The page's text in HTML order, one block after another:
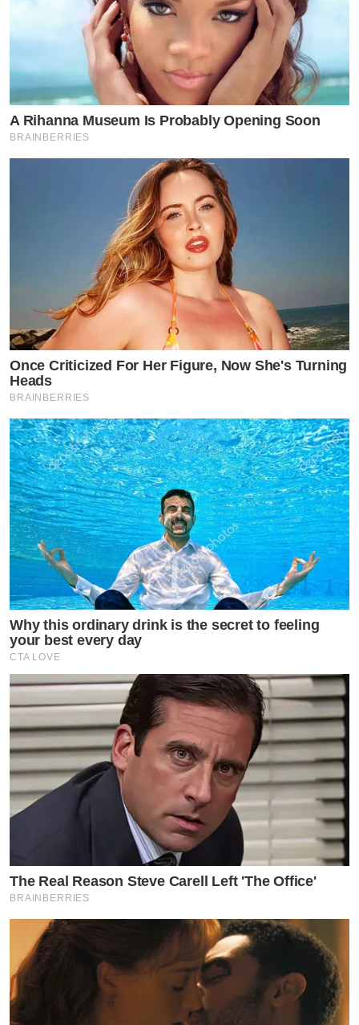
A Rihanna Museum Is Probably Opening Soon
BRAINBERRIES
Once Criticized For Her Figure, Now She's Turning
Heads
BRAINBERRIES
Why this ordinary drink is the secret to feeling
your best every day
CTA LOVE
The Real Reason Steve Carell Left 'The Office'
BRAINBERRIES